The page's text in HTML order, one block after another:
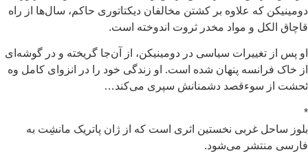
دومینیکن که علاوه بر کشتن مخالفان دیکتاتوری حاکم، سال‌ها از راه
قاچاق الکل و مواد مخدر ثروت اندوخته است.
او پس از تغییرات سیاسی در دومینیکن، از آن‌جا گریخته و در گوشه‌ای
از خاک فرانسه پنهان شده است. او زندگی خود را در انزوای کامل وه
ئحشت از سوءقصد دشمنانش سپری می‌کند…
*
بلوز ساحل غربی نخستین اثری است که از ژان پاتریک مانشِت به
فارسی منتشر می‌شود.